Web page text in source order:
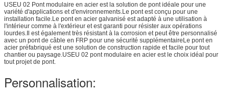
USEU 02 Pont modulaire en acier est la solution de pont idéale pour une
variété d'applications et d'environnements.Le pont est conçu pour une
installation facile.Le pont en acier galvanisé est adapté à une utilisation à
l'intérieur comme à l'extérieur et est garanti pour résister aux opérations
lourdes.Il est également très résistant à la corrosion et peut être personnalisé
avec un pont de câble en FRP pour une sécurité supplémentaireLe pont en
acier préfabriqué est une solution de construction rapide et facile pour tout
chantier ou paysage.USEU 02 pont modulaire en acier est le choix idéal pour
tout projet de pont.
Personnalisation: